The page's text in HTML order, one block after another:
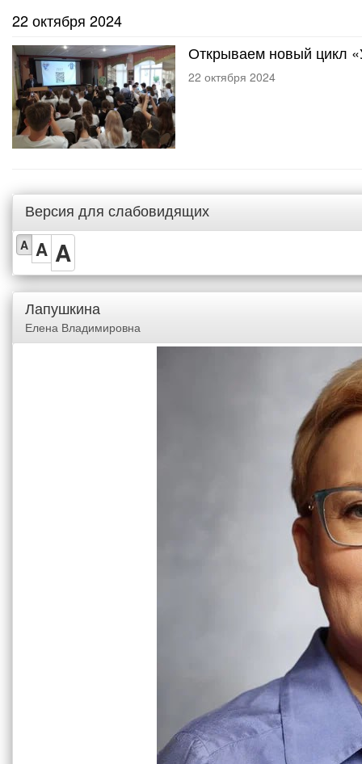
22 октября 2024
Открываем новый цикл
22 октября 2024
Версия для слабовидящих
A A A
Лапушкина
Елена Владимировна